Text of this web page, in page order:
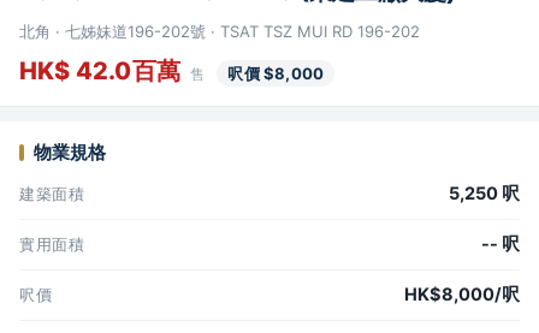
北角 · 七姊妹道196-202號 · TSAT TSZ MUI RD 196-202
HK$ 42.0百萬 售 呎價 $8,000
物業規格
建築面積 5,250 呎
實用面積 -- 呎
呎價 HK$8,000/呎